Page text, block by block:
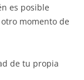
es posible
momento de
de tu propia